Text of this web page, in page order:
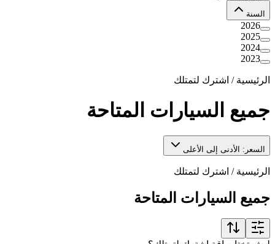
السنة
2026
2025
2024
2023
الرئيسية / اشترك لتمتلك
جميع السيارات المتاحة
السعر: الأدنى إلى الأعلى
الرئيسية / اشترك لتمتلك
جميع السيارات المتاحة